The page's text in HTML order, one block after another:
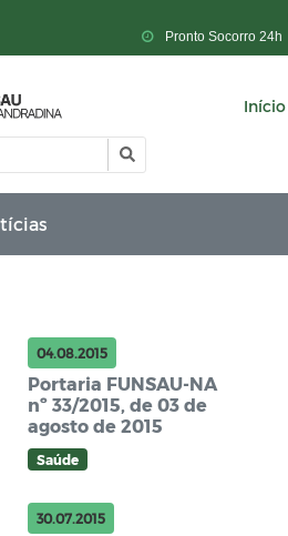
Pronto Socorro 24h
Início
04.08.2015
Portaria FUNSAU-NA
nº 33/2015, de 03 de
agosto de 2015
Saúde
30.07.2015